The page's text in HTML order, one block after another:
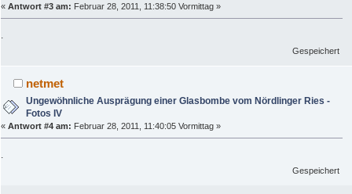
« Antwort #3 am: Februar 28, 2011, 11:38:50 Vormittag »
Gespeichert
netmet
Ungewöhnliche Ausprägung einer Glasbombe vom Nördlinger Ries -
Fotos IV
« Antwort #4 am: Februar 28, 2011, 11:40:05 Vormittag »
Gespeichert